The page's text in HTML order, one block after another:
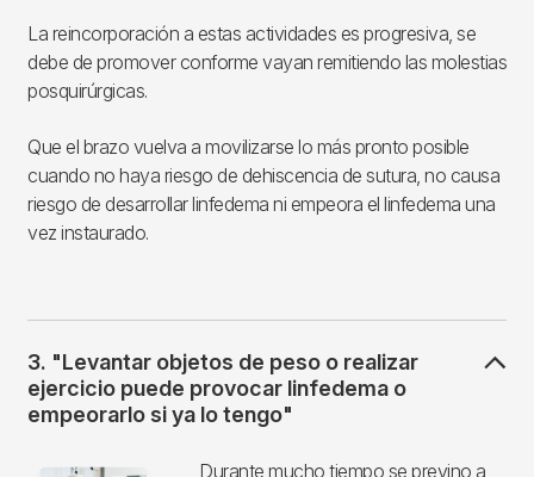
La reincorporación a estas actividades es progresiva, se
debe de promover conforme vayan remitiendo las molestias
posquirúrgicas.
Que el brazo vuelva a movilizarse lo más pronto posible
cuando no haya riesgo de dehiscencia de sutura, no causa
riesgo de desarrollar linfedema ni empeora el linfedema una
vez instaurado.
3. "Levantar objetos de peso o realizar
ejercicio puede provocar linfedema o
empeorarlo si ya lo tengo"
Imagen Durante mucho tiempo se previno a